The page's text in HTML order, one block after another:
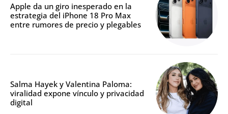
Apple da un giro inesperado en la
estrategia del iPhone 18 Pro Max
entre rumores de precio y plegables
Salma Hayek y Valentina Paloma:
viralidad expone vínculo y privacidad
digital